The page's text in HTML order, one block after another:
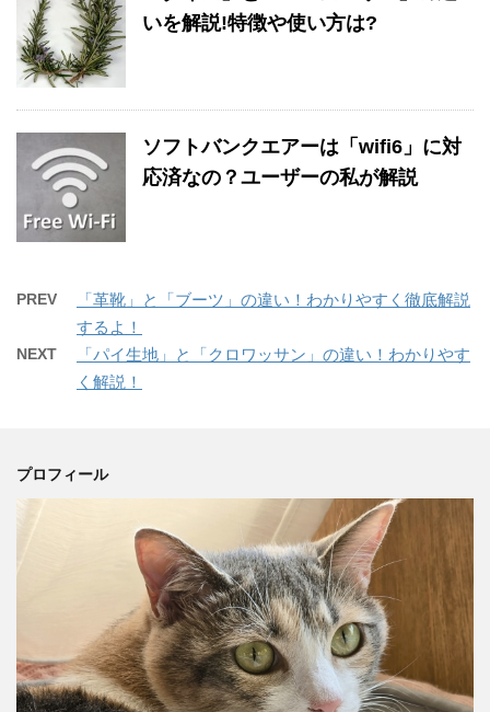
いを解説!特徴や使い方は?
ソフトバンクエアーは「wifi6」に対
応済なの？ユーザーの私が解説
PREV
「革靴」と「ブーツ」の違い！わかりやすく徹底解説
するよ！
NEXT
「パイ生地」と「クロワッサン」の違い！わかりやす
く解説！
プロフィール